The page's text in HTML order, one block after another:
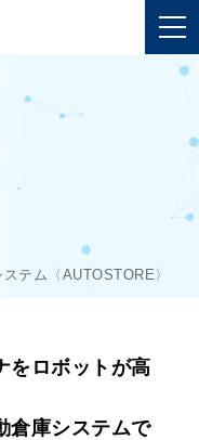
テム〈AUTOSTORE〉
をロボットが高
倉庫システムで